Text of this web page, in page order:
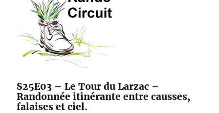
S25E03 – Le Tour du Larzac –
Randonnée itinérante entre causses,
falaises et ciel.